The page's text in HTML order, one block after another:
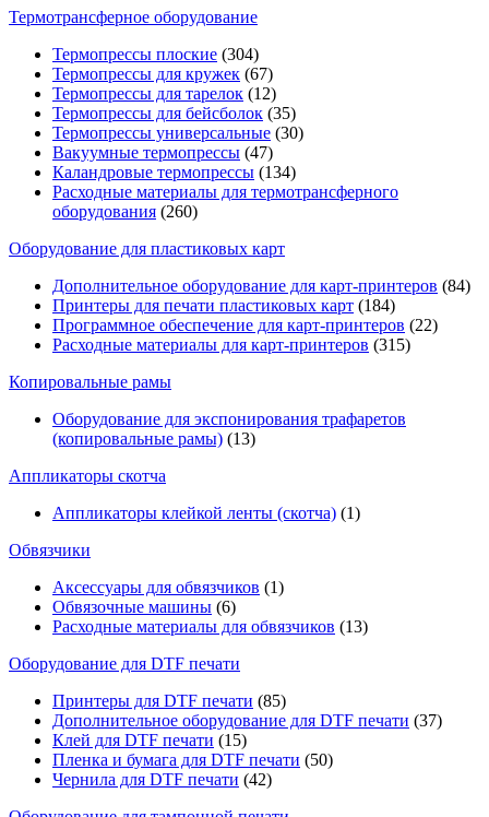
Термотрансферное оборудование
Термопрессы плоские (304)
Термопрессы для кружек (67)
Термопрессы для тарелок (12)
Термопрессы для бейсболок (35)
Термопрессы универсальные (30)
Вакуумные термопрессы (47)
Каландровые термопрессы (134)
Расходные материалы для термотрансферного
оборудования (260)
Оборудование для пластиковых карт
Дополнительное оборудование для карт-принтеров (84)
Принтеры для печати пластиковых карт (184)
Программное обеспечение для карт-принтеров (22)
Расходные материалы для карт-принтеров (315)
Копировальные рамы
Оборудование для экспонирования трафаретов
(копировальные рамы) (13)
Аппликаторы скотча
Аппликаторы клейкой ленты (скотча) (1)
Обвязчики
Аксессуары для обвязчиков (1)
Обвязочные машины (6)
Расходные материалы для обвязчиков (13)
Оборудование для DTF печати
Принтеры для DTF печати (85)
Дополнительное оборудование для DTF печати (37)
Клей для DTF печати (15)
Пленка и бумага для DTF печати (50)
Чернила для DTF печати (42)